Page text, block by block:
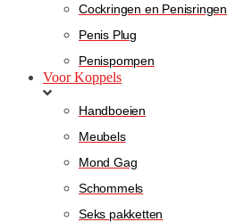
Cockringen en Penisringen
Penis Plug
Penispompen
Voor Koppels
Handboeien
Meubels
Mond Gag
Schommels
Seks pakketten